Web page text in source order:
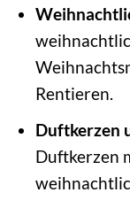
Rentieren.
Duftkerzen
Duftkerzen